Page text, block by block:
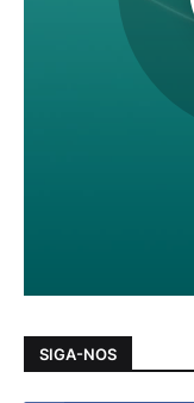
SIGA-NOS